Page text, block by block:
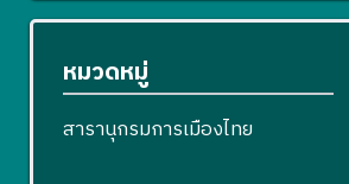
หมวดหมู่
สารานุกรมการเมืองไทย